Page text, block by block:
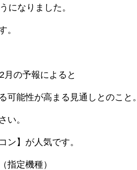
になりました。
。
月の予報によると
能性が高まる見通しとのこと。
い。
ン】が人気です。
指定機種）